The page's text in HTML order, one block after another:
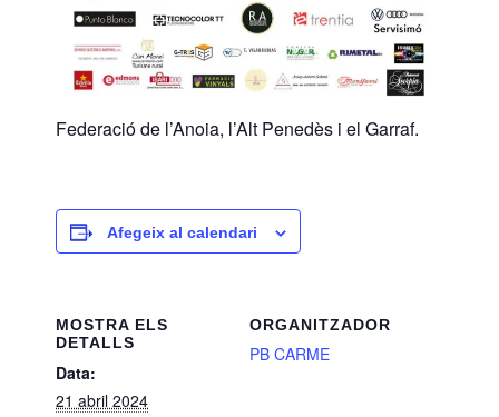
Federació de l’Anoia, l’Alt Penedès i el Garraf.
Afegeix al calendari
MOSTRA ELS
DETALLS
Data:
21 abril 2024
ORGANITZADOR
PB CARME